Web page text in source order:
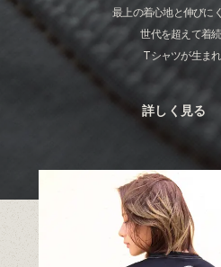
最上の着心地と伸びに
世代を超えて着
Tシャツが生まれ
詳しく見る